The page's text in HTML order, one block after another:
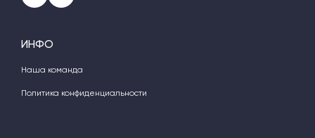
ИНФО
Наша команда
Политика конфиденциальности